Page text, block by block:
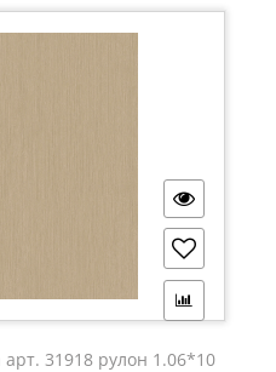
31918 рулон 1.06*10